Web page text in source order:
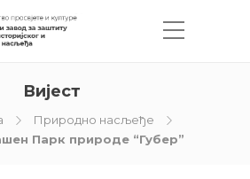
Вијест
Природно насљеђе
Парк природе “Губер”